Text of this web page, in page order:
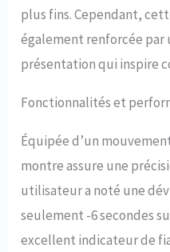
plus fins. Cependant,
également renforcée par
présentation qui inspire
Fonctionnalités et
Équipée d’un
montre assure une
utilisateur a noté une
seulement -6 secondes
excellent indicateur de